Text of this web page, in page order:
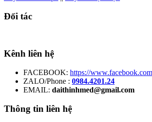
Đối tác
Kênh liên hệ
FACEBOOK: https://
ZALO/Phone : 0984.4201.24
EMAIL: daithinhmed@gmail.com
Thông tin liên hệ